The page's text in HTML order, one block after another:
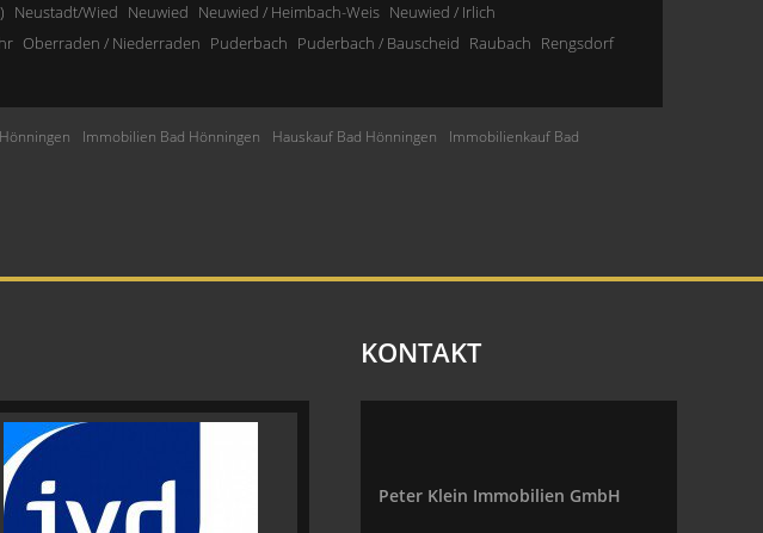
Neustadt/Wied Neuwied Neuwied / Heimbach-Weis Neuwied / Irlich
Oberraden / Niederraden Puderbach Puderbach / Bauscheid Raubach Rengsdorf
Immobilien Bad Hönningen Hauskauf Bad Hönningen
Immobilienkauf Bad
KONTAKT
Peter Klein Immobilien GmbH